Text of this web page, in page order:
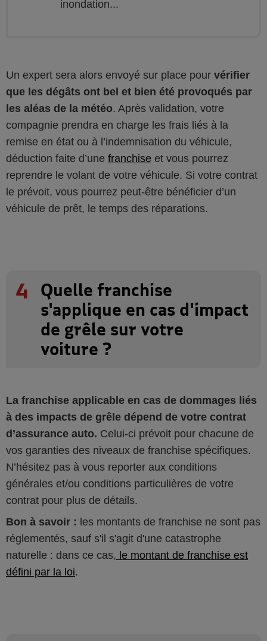
inondation...
Un expert sera alors envoyé sur place pour vérifier
que les dégâts ont bel et bien été provoqués par
les aléas de la météo. Après validation, votre
compagnie prendra en charge les frais liés à la
remise en état ou à l’indemnisation du véhicule,
déduction faite d’une franchise et vous pourrez
reprendre le volant de votre véhicule. Si votre contrat
le prévoit, vous pourrez peut-être bénéficier d’un
véhicule de prêt, le temps des réparations.
4
Quelle franchise
s'applique en cas d'impact
de grêle sur votre
voiture ?
La franchise applicable en cas de dommages liés
à des impacts de grêle dépend de votre contrat
d’assurance auto. Celui-ci prévoit pour chacune de
vos garanties des niveaux de franchise spécifiques.
N’hésitez pas à vous reporter aux conditions
générales et/ou conditions particulières de votre
contrat pour plus de détails.
Bon à savoir : les montants de franchise ne sont pas
réglementés, sauf s'il s'agit d'une catastrophe
naturelle : dans ce cas, le montant de franchise est
défini par la loi.